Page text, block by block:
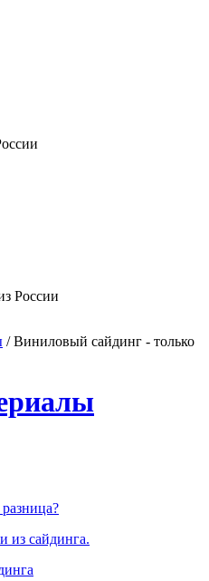
России
/Виниловый сайдинг - только
из сайдинга.